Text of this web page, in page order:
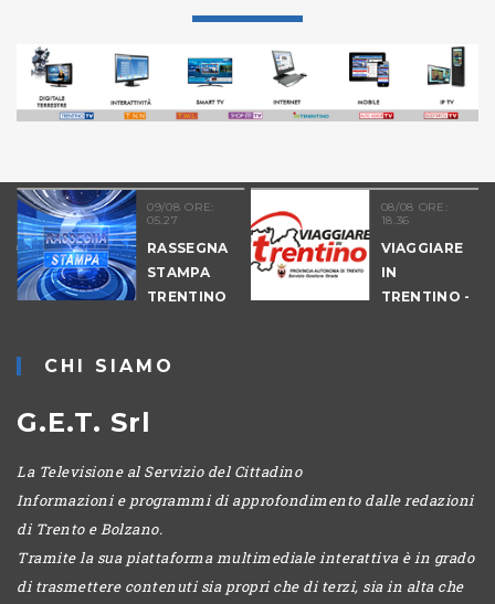
09/08 ORE:
05.27
RASSEGNA
STAMPA
TRENTINO
08/08 ORE:
18.36
VIAGGIARE
IN
TRENTINO -
CHI SIAMO
G.E.T. Srl
La Televisione al Servizio del Cittadino
Informazioni e programmi di approfondimento dalle redazioni
di Trento e Bolzano.
Tramite la sua piattaforma multimediale interattiva è in grado
di trasmettere contenuti sia propri che di terzi, sia in alta che